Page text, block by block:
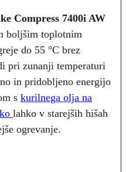
Compress 7400i AW
boljšim toplotnim
do 55 °C brez
pri zunanji temperaturi
in pridobljeno energijo
s kurilnega olja na
lahko v starejših hišah
ogrevanje.